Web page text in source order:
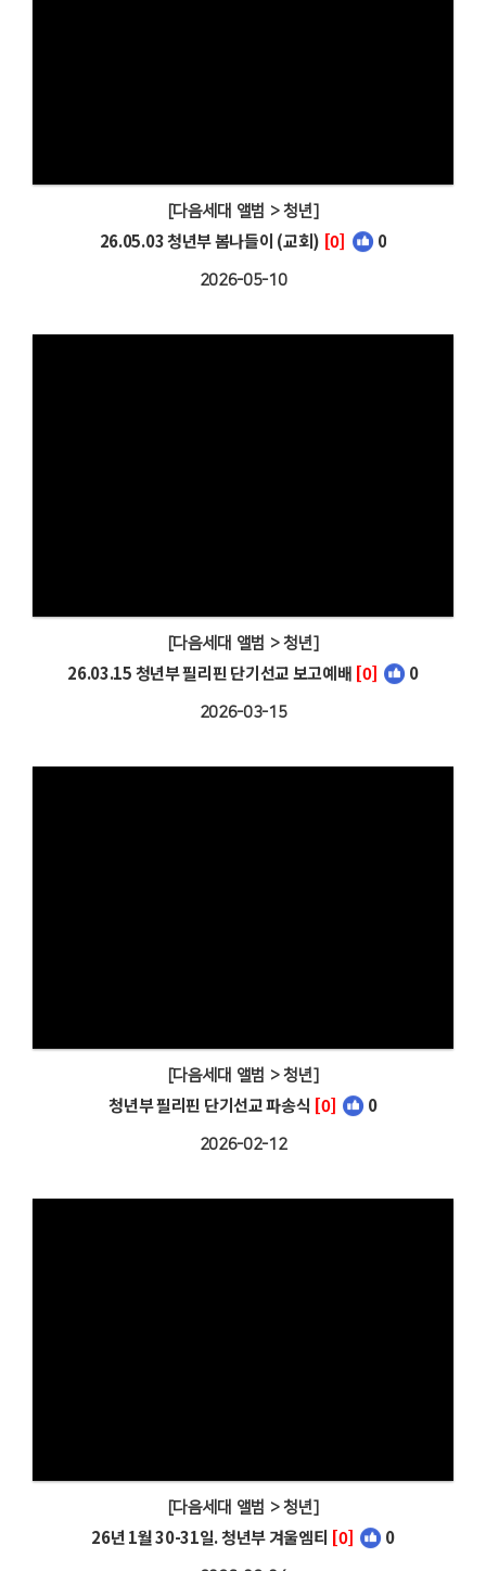
[다음세대 앨범 > 청년]
26.05.03 청년부 봄나들이 (교회) [0] 0
2026-05-10
[다음세대 앨범 > 청년]
26.03.15 청년부 필리핀 단기선교 보고예배 [0] 0
2026-03-15
[다음세대 앨범 > 청년]
청년부 필리핀 단기선교 파송식 [0] 0
2026-02-12
[다음세대 앨범 > 청년]
26년 1월 30-31일. 청년부 겨울엠티 [0] 0